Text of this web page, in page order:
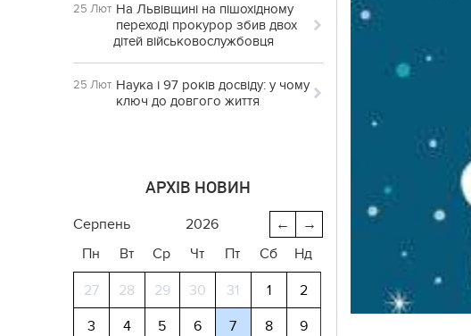
25 Лют На Львівщині на пішохідному
переході прокурор збив двох
дітей військовослужбовця
25 Лют Наука і 97 років досвіду: у чому
ключ до довгого життя
АРХІВ НОВИН
→
←
серпень
2026
Пн
Вт Ср Чт Пт Сб Нд
27 28 29 30 31 1
2
3
4 5 6 7 8
9